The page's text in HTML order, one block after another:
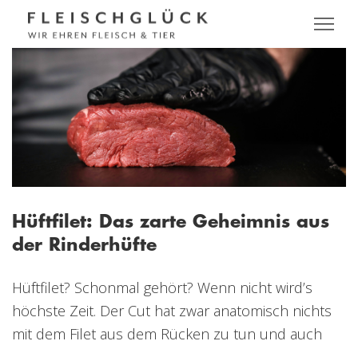
Hüftfilet: Das zarte Geheimnis aus
der Rinderhüfte
Hüftfilet? Schonmal gehört? Wenn nicht wird’s
höchste Zeit. Der Cut hat zwar anatomisch nichts
mit dem Filet aus dem Rücken zu tun und auch